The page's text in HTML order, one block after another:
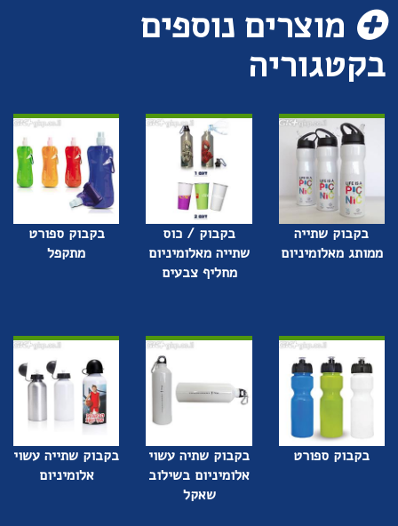
מוצרים נוספים
בקטגוריה
בקבוק שתייה
ממותג מאלומיניום
בקבוק / כוס
שתייה מאלומיניום
מחליף צבעים
בקבוק ספורט
מתקפל
בקבוק ספורט
בקבוק שתיה עשוי
אלומיניום בשילוב
שאקל
בקבוק שתייה עשוי
אלומיניום